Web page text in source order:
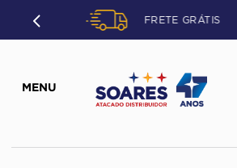
FRETE GRÁTIS